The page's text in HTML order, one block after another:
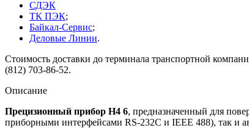
СДЭК
ТК ПЭК;
Байкал-Сервис;
Деловые Линии.
Стоимость доставки до терминала транспортной
(812) 703-86-52.
Описание
Прецизионный прибор Н4 6, предназначенный для
приборными интерфейсами RS-232C и IEEE 488), так и